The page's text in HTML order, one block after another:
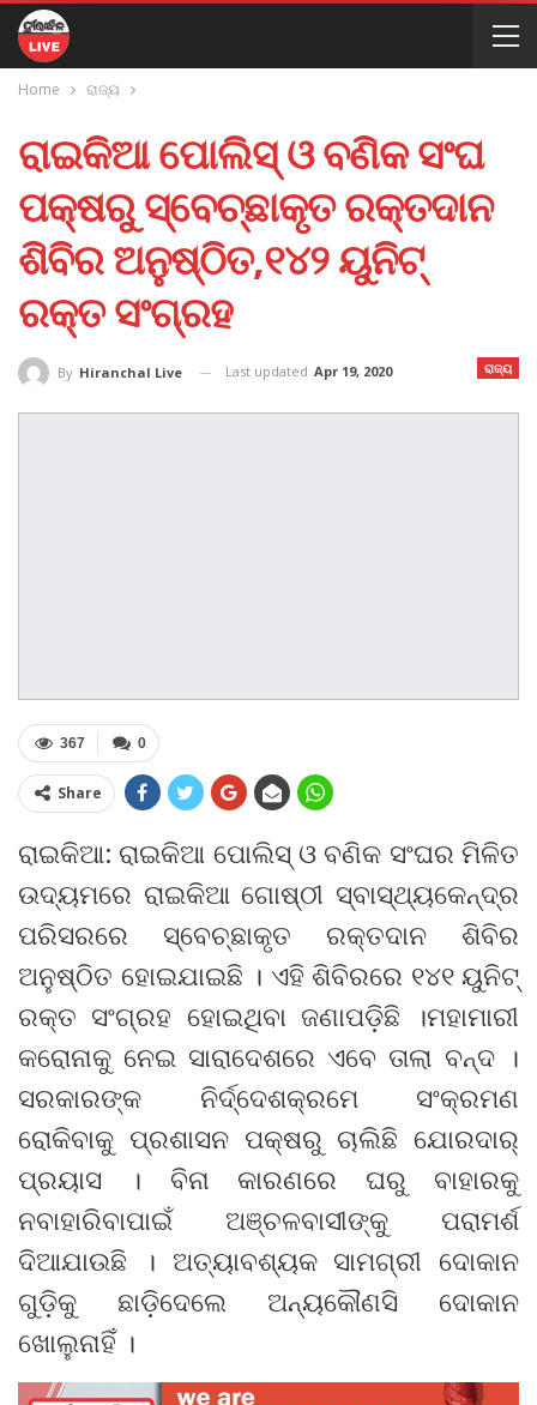
Home ରାଜ୍ୟ
ରାଇକିଆ ପୋଲିସ୍ ଓ ବଣିକ ସଂଘ
ପକ୍ଷରୁ ସ୍ବେଚ୍ଛାକୃତ ରକ୍ତଦାନ
ଶିବିର ଅନୁଷ୍ଠିତ,୧୪୨ ୟୁନିଟ୍
ରକ୍ତ ସଂଗ୍ରହ
ରାଜ୍ୟ
By Hiranchal Live Last updated Apr 19, 2020
0
367
Share
ରାଇକିଆ: ରାଇକିଆ ପୋଲିସ୍ ଓ ବଣିକ ସଂଘର ମିଳିତ
ଉଦ୍ୟମରେ ରାଇକିଆ ଗୋଷ୍ଠୀ ସ୍ବାସ୍ଥ୍ୟକେନ୍ଦ୍ର
ପରିସରରେ ସ୍ବେଚ୍ଛାକୃତ ରକ୍ତଦାନ ଶିବିର
ଅନୁଷ୍ଠିତ ହୋଇଯାଇଛି । ଏହି ଶିବିରରେ ୧୪୧ ୟୁନିଟ୍
ରକ୍ତ ସଂଗ୍ରହ ହୋଇଥିବା ଜଣାପଡ଼ିଛି ।ମହାମାରୀ
କରୋନାକୁ ନେଇ ସାରାଦେଶରେ ଏବେ ତାଲା ବନ୍ଦ ।
ସରକାରଙ୍କ ନିର୍ଦ୍ଦେଶକ୍ରମେ ସଂକ୍ରମଣ
ରୋକିବାକୁ ପ୍ରଶାସନ ପକ୍ଷରୁ ଚାଲିଛି ଯୋରଦାର୍
ପ୍ରୟାସ । ବିନା କାରଣରେ ଘରୁ ବାହାରକୁ
ନବାହାରିବାପାଇଁ ଅଞ୍ଚଳବାସୀଙ୍କୁ ପରାମର୍ଶ
ଦିଆଯାଉଛି । ଅତ୍ୟାବଶ୍ୟକ ସାମଗ୍ରୀ ଦୋକାନ
ଗୁଡ଼ିକୁ ଛାଡ଼ିଦେଲେ ଅନ୍ୟକୌଣସି ଦୋକାନ
ଖୋଲୁନାହିଁ ।